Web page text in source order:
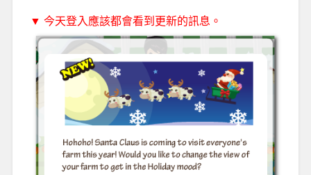
▼ 今天登入應該都會看到更新的訊息。